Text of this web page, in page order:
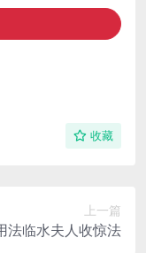
收藏
上一篇
法临水夫人收惊法